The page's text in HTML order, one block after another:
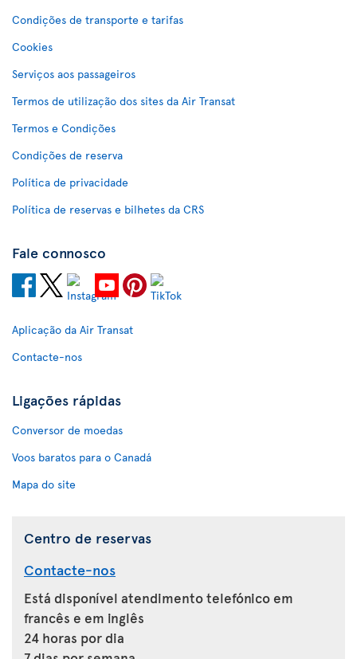
Condições de transporte e tarifas
Cookies
Serviços aos passageiros
Termos de utilização dos sites da Air Transat
Termos e Condições
Condições de reserva
Política de privacidade
Política de reservas e bilhetes da CRS
Fale connosco
Aplicação da Air Transat
Contacte-nos
Ligações rápidas
Conversor de moedas
Voos baratos para o Canadá
Mapa do site
Centro de reservas
Contacte-nos
Está disponível atendimento telefónico em
francês e em inglês
24 horas por dia